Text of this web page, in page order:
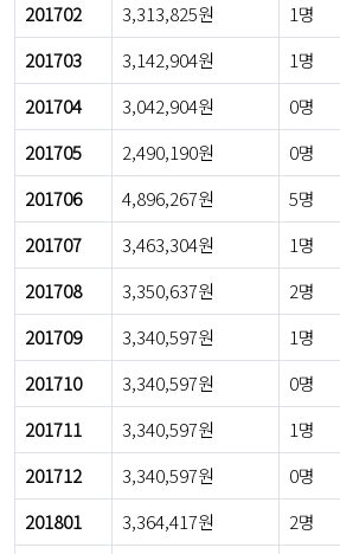
201702 3,313,825원 1명
201703
3,142,904원 1명
201704
3,042,904원 0명
201705
2,490,190원 0명
201706
4,896,267원 5명
201707
3,463,304원 1명
201708
3,350,637원 2명
201709
3,340,597원 1명
201710
3,340,597원 0명
201711
3,340,597원 1명
201712
3,340,597원 0명
201801
3,364,417원 2명